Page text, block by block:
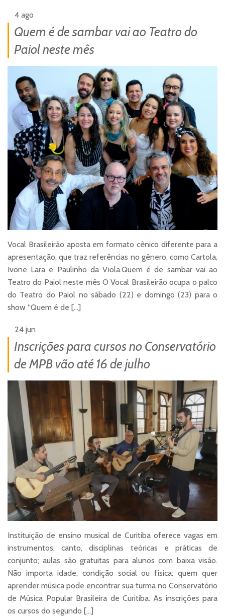
4 ago
Quem é de sambar vai ao Teatro do
Paiol neste mês
Vocal Brasileirão aposta em formato cênico diferente para a
apresentação, que traz referências no gênero, como Cartola,
Ivone Lara e Paulinho da Viola.Quem é de sambar vai ao
Teatro do Paiol neste mês O Vocal Brasileirão ocupa o palco
do Teatro do Paiol no sábado (22) e domingo (23) para o
show “Quem é de […]
24 jun
Inscrições para cursos no Conservatório
de MPB vão até 16 de julho
Instituição de ensino musical de Curitiba oferece vagas em
instrumentos, canto, disciplinas teóricas e práticas de
conjunto; aulas são gratuitas para alunos com baixa visão.
Não importa idade, condição social ou física: quem quer
aprender música pode encontrar sua turma no Conservatório
de Música Popular Brasileira de Curitiba. As inscrições para
os cursos do segundo […]